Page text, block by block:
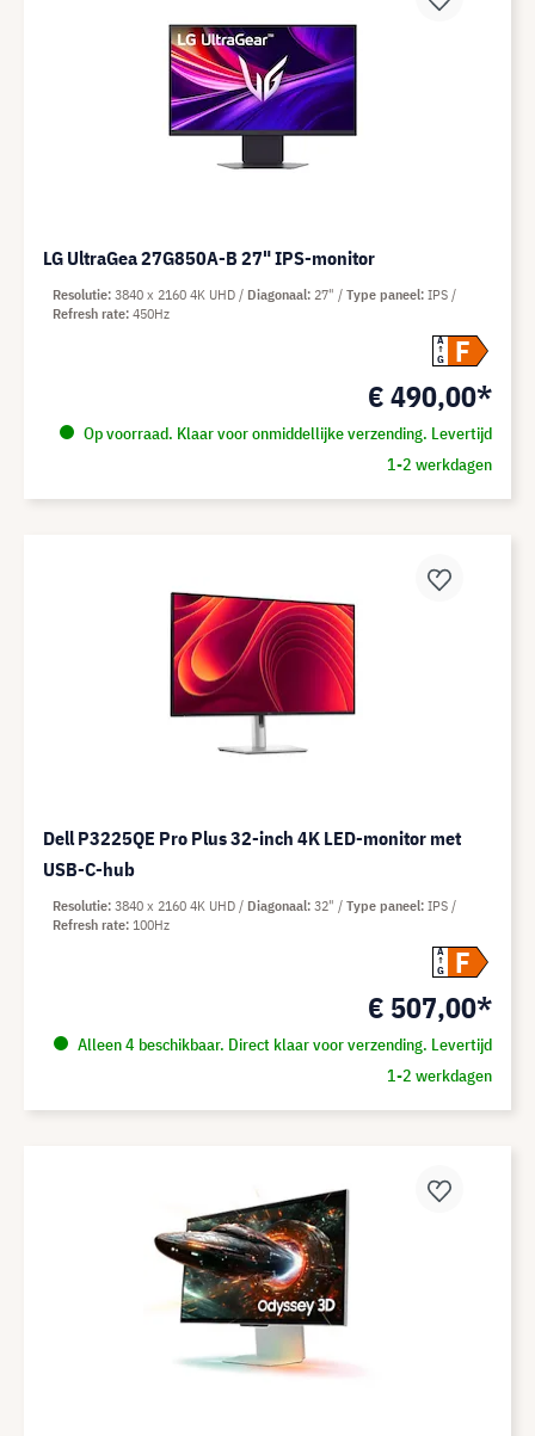
LG UltraGea 27G850A-B 27" IPS-monitor
A
G
F
€ 490,00*
Op voorraad. Klaar voor onmiddellijke verzending. Levertijd
1-2 werkdagen
Resolutie 3840 x 2160 4K UHD Diagonaal 27" Type paneel IPS
Refresh rate 450Hz
Dell P3225QE Pro Plus 32-inch 4K LED-monitor met
USB-C-hub
A
G
F
€ 507,00*
Alleen 4 beschikbaar. Direct klaar voor verzending. Levertijd
1-2 werkdagen
Resolutie 3840 x 2160 4K UHD Diagonaal 32" Type paneel IPS
Refresh rate 100Hz